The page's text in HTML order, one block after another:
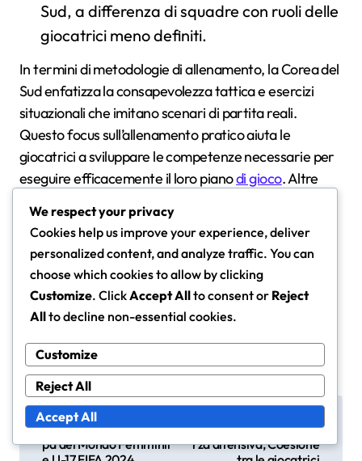
Sud, a differenza di squadre con ruoli delle
giocatrici meno definiti.
In termini di metodologie di allenamento, la Corea del
Sud enfatizza la consapevolezza tattica e esercizi
situazionali che imitano scenari di partita reali.
Questo focus sull’allenamento pratico aiuta le
giocatrici a sviluppare le competenze necessarie per
eseguire efficacemente il loro pianodi gioco. Altre
rispetto all’allenamento tattico, il che può portare a
lacune nelle prestazioni durante momenti critici delle
partite.
P
o
Strategie per le situazi
oni da fermo nella Cop
pa del Mondo Femminil
Efficienza offensiva, Fo
rza difensiva, Coesione
We respect your privacy
Cookies help us improve your experience, deliver
personalized content, and analyze traffic. You can
choose which cookies to allow by clicking
Customize. ClickAccept Allto consent or Reject
Allto decline non-essential cookies.
Customize
Reject All
Accept All